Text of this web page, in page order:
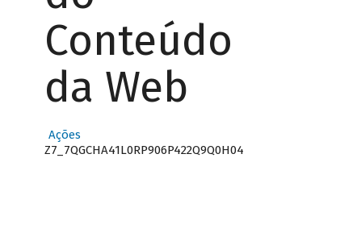
Conteúdo
da Web
Ações
Z7_7QGCHA41L0RP906P422Q9Q0H04